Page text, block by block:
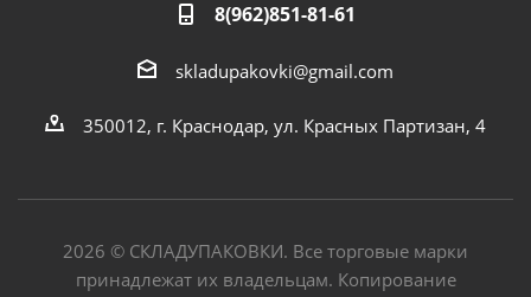
8(962)851-81-61
skladupakovki@gmail.com
350012, г. Краснодар, ул. Красных Партизан, 4
2026 © СКЛАДУПАКОВКИ. Все торговые марки
принадлежат их владельцам. Копирование